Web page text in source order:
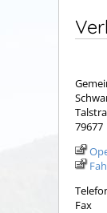
79677
Fax